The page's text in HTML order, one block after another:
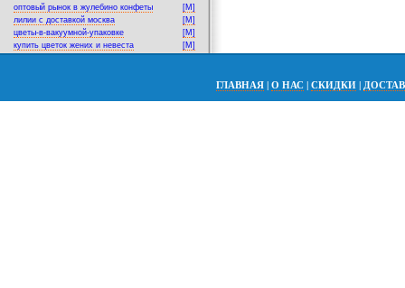
оптовый рынок в жулебино конфеты
[M]
лилии с доставкой москва
[M]
цветы-в-вакуумной-упаковке
[M]
купить цветок жених и невеста
[M]
ГЛАВНАЯ | О НАС | СКИДКИ |